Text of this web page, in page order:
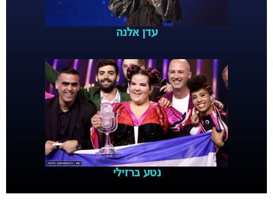
עדן אלנה
נטע ברזילי